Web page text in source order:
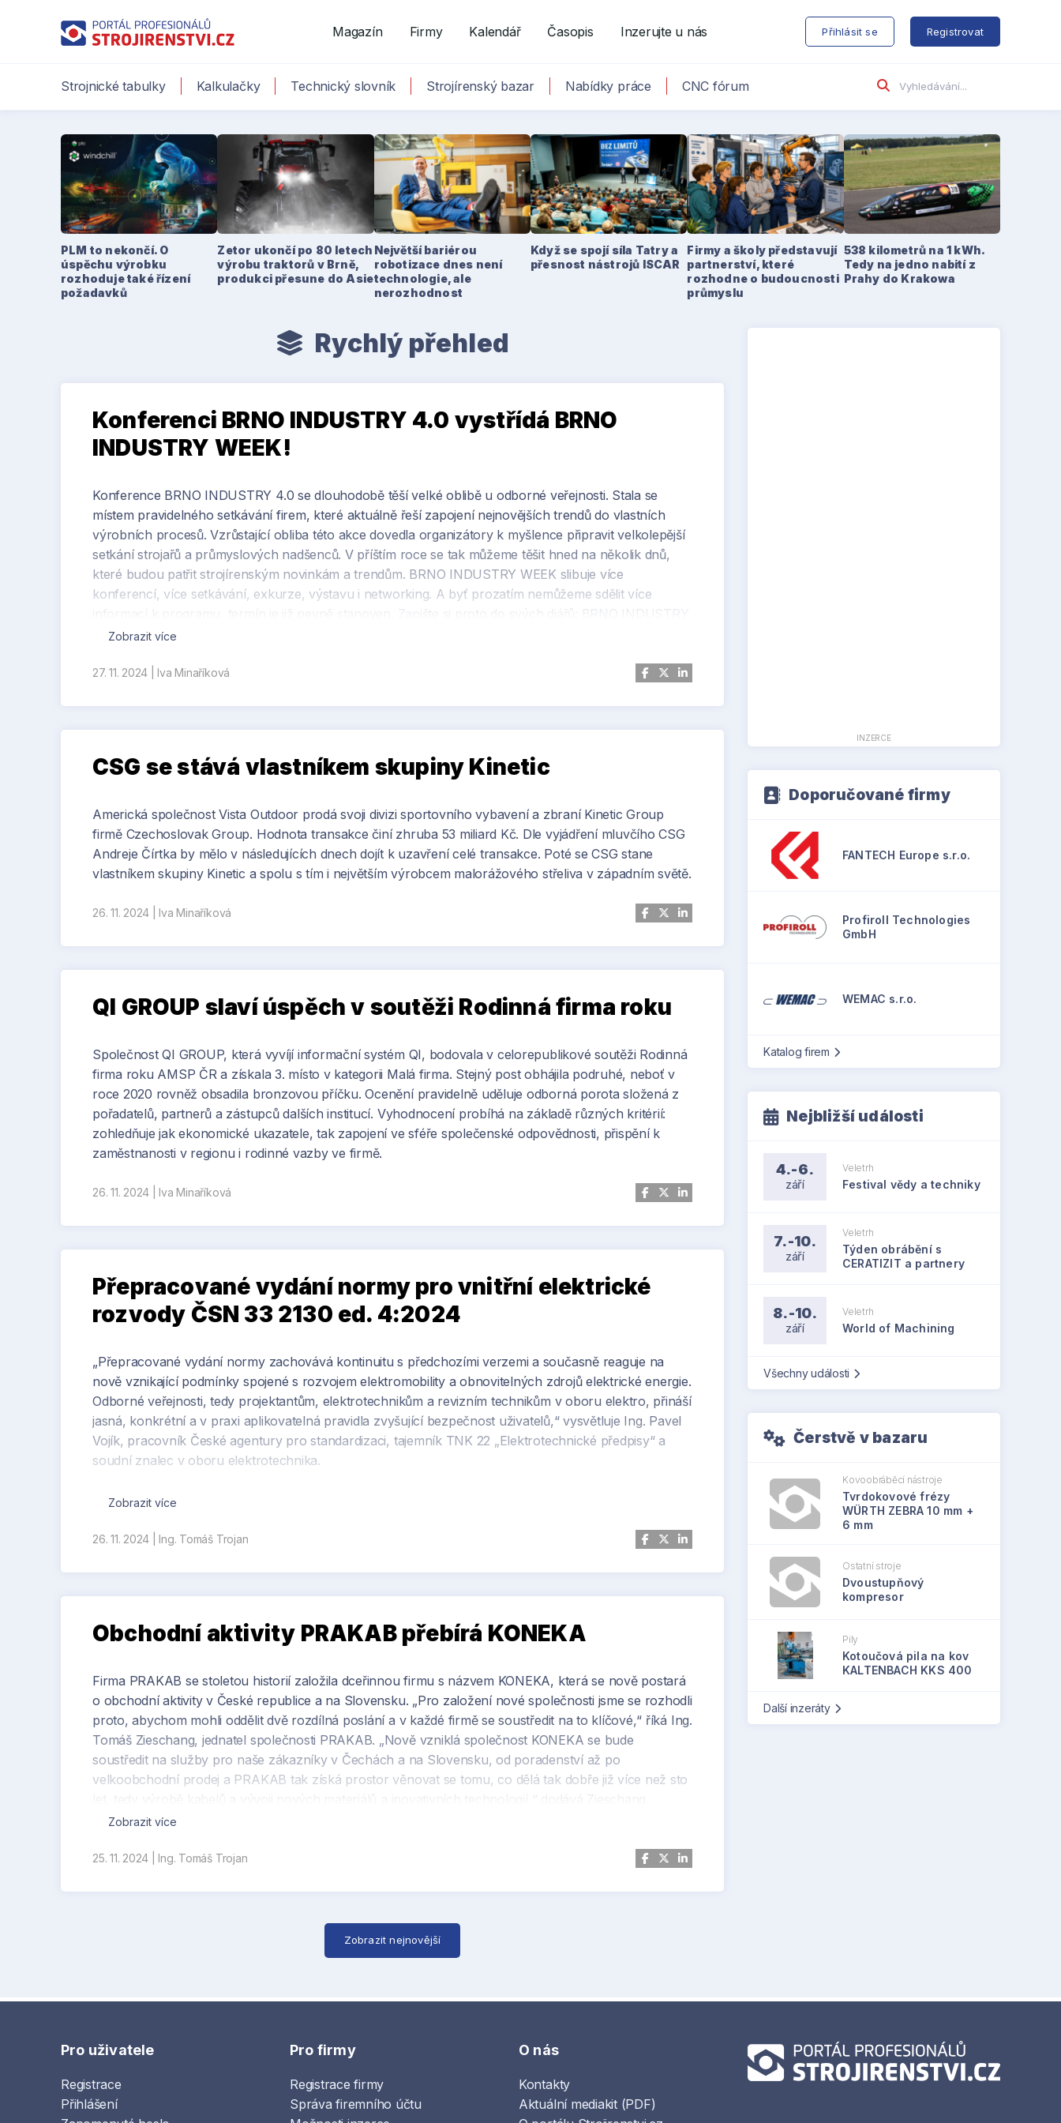
Magazín Firmy Kalendář Časopis Inzerujte u nás Přihlásit se Registrovat
Strojnické tabulky Kalkulačky Technický slovník Strojírenský bazar Nabídky práce CNC fórum
PLM to nekončí. O
úspěchu výrobku
rozhoduje také řízení
požadavků
Zetor ukončí po 80 letech
výrobu traktorů v Brně,
produkci přesune do Asie
Největší bariérou
robotizace dnes není
technologie, ale
nerozhodnost
Když se spojí síla Tatry a
přesnost nástrojů ISCAR
Firmy a školy představují
partnerství, které
rozhodne o budoucnosti
průmyslu
538 kilometrů na 1 kWh.
Tedy na jedno nabití z
Prahy do Krakowa
Rychlý přehled
Konferenci BRNO INDUSTRY 4.0 vystřídá BRNO
INDUSTRY WEEK!
Konference BRNO INDUSTRY 4.0 se dlouhodobě těší velké oblibě u odborné veřejnosti. Stala se
místem pravidelného setkávání firem, které aktuálně řeší zapojení nejnovějších trendů do vlastních
výrobních procesů. Vzrůstající obliba této akce dovedla organizátory k myšlence připravit velkolepější
setkání strojařů a průmyslových nadšenců. V příštím roce se tak můžeme těšit hned na několik dnů,
které budou patřit strojírenským novinkám a trendům. BRNO INDUSTRY WEEK slibuje více
konferencí, více setkávání, exkurze, výstavu i networking. A byť prozatím nemůžeme sdělit více
WEEK, 8.-10. dubna 2025!
Zobrazit více
27. 11. 2024 Iva Minaříková
CSG se stává vlastníkem skupiny Kinetic
Americká společnost Vista Outdoor prodá svoji divizi sportovního vybavení a zbraní Kinetic Group
firmě Czechoslovak Group. Hodnota transakce činí zhruba 53 miliard Kč. Dle vyjádření mluvčího CSG
Andreje Čírtka by mělo v následujících dnech dojít k uzavření celé transakce. Poté se CSG stane
vlastníkem skupiny Kinetic a spolu s tím i největším výrobcem malorážového střeliva v západním světě.
26. 11. 2024 Iva Minaříková
QI GROUP slaví úspěch v soutěži Rodinná firma roku
Společnost QI GROUP, která vyvíjí informační systém QI, bodovala v celorepublikové soutěži Rodinná
firma roku AMSP ČR a získala 3. místo v kategorii Malá firma. Stejný post obhájila podruhé, neboť v
roce 2020 rovněž obsadila bronzovou příčku. Ocenění pravidelně uděluje odborná porota složená z
pořadatelů, partnerů a zástupců dalších institucí. Vyhodnocení probíhá na základě různých kritérií:
zohledňuje jak ekonomické ukazatele, tak zapojení ve sféře společenské odpovědnosti, přispění k
zaměstnanosti v regionu i rodinné vazby ve firmě.
26. 11. 2024 Iva Minaříková
Přepracované vydání normy pro vnitřní elektrické
rozvody ČSN 33 2130 ed. 4:2024
„Přepracované vydání normy zachovává kontinuitu s předchozími verzemi a současně reaguje na
nově vznikající podmínky spojené s rozvojem elektromobility a obnovitelných zdrojů elektrické energie.
Odborné veřejnosti, tedy projektantům, elektrotechnikům a revizním technikům v oboru elektro, přináší
jasná, konkrétní a v praxi aplikovatelná pravidla zvyšující bezpečnost uživatelů,“ vysvětluje Ing. Pavel
Vojík, pracovník České agentury pro standardizaci, tajemník TNK 22 „Elektrotechnické předpisy“ a
soudní znalec v oboru elektrotechnika.
Předplatitelé normu získají v rámci aplikace ČSN online, zakoupit ji ale bude možné také jednotlivě na
Zobrazit více
26. 11. 2024 Ing. Tomáš Trojan
Obchodní aktivity PRAKAB přebírá KONEKA
Firma PRAKAB se stoletou historií založila dceřinnou firmu s názvem KONEKA, která se nově postará
o obchodní aktivity v České republice a na Slovensku. „Pro založení nové společnosti jsme se rozhodli
proto, abychom mohli oddělit dvě rozdílná poslání a v každé firmě se soustředit na to klíčové,“ říká Ing.
Tomáš Zieschang, jednatel společnosti PRAKAB. „Nově vzniklá společnost KONEKA se bude
soustředit na služby pro naše zákazníky v Čechách a na Slovensku, od poradenství až po
velkoobchodní prodej a PRAKAB tak získá prostor věnovat se tomu, co dělá tak dobře již více než sto
Exportní aktivity do dalších zemí bude i nadále zastávat přímo PRAKAB.
Zobrazit více
25. 11. 2024 Ing. Tomáš Trojan
Zobrazit nejnovější
INZERCE
Doporučované firmy
FANTECH Europe s.r.o.
Profiroll Technologies
GmbH
WEMAC s.r.o.
Katalog firem
Nejbližší události
4.-6.
září
Veletrh
Festival vědy a techniky
7.-10.
září
Veletrh
Týden obrábění s
CERATIZIT a partnery
8.-10.
září
Veletrh
World of Machining
Všechny události
Čerstvě v bazaru
Kovoobráběcí nástroje
Tvrdokovové frézy
WÜRTH ZEBRA 10 mm +
6 mm
Ostatní stroje
Dvoustupňový
kompresor
Pily
Kotoučová pila na kov
KALTENBACH KKS 400
Další inzeráty
Pro uživatele
Registrace
Přihlášení
Pro firmy
Registrace firmy
Správa firemního účtu
O nás
Kontakty
Aktuální mediakit (PDF)